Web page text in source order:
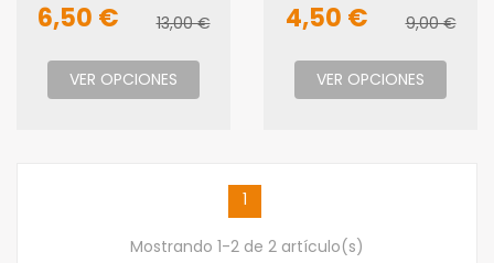
6,50 € 13,00 €
VER OPCIONES
4,50 € 9,00 €
VER OPCIONES
1
Mostrando 1-2 de 2 artículo(s)